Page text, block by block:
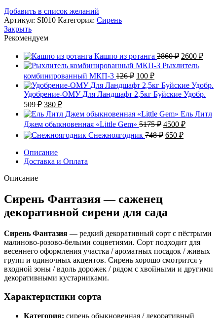
Добавить в список желаний
Артикул: SI010 Категория: Сирень
Закрыть
Рекомендуем
Кашпо из ротанга 2860₽
цена
составляла
2860 ₽.
2600 ₽
Рыхлитель
комбинированный МКП-3 126₽ Первоначальная
цена
составляла
100 ₽Текущая
цена:
100 ₽.
Удобрение-ОМУ Для Ландшафт 2,5кг Буйские Удобр.
509₽ Первоначальная
цена
составляла
509 ₽.
380 ₽Текущая
цена:
380 ₽.
Ель Литл
Джем обыкновенная «Little Gem» 5175₽ Первоначальная
цена
составляла
4500 ₽Текущая
Снежноягодник 748₽ Первоначальная
650 ₽Текущая
Описание
Доставка и Оплата
Описание
Сирень Фантазия — саженец
декоративной сирени для сада
Сирень Фантазия — редкий декоративный сорт с пёстрыми
малиново-розово-белыми соцветиями. Сорт подходит для
весеннего оформления участка / ароматных посадок / живых
групп и одиночных акцентов. Сирень хорошо смотрится у
входной зоны / вдоль дорожек / рядом с хвойными и другими
декоративными кустарниками.
Характеристики сорта
Категория: сирень обыкновенная / декоративный